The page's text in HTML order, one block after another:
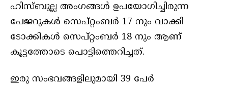
ഹിസ്ബുല്ല അംഗങ്ങള്‍ ഉപയോഗിച്ചിരുന്ന
പേജറുകള്‍ സെപ്റ്റംബര്‍ 17 നും വാക്കി
ടോക്കികള്‍ സെപ്റ്റംബര്‍ 18 നും ആണ്
കൂട്ടത്തോടെ പൊട്ടിത്തെറിച്ചത്.
ഇരു സംഭവങ്ങളിലുമായി 39 പേര്‍